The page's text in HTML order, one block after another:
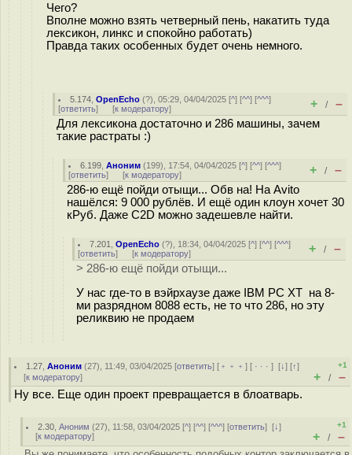
Чего?
Вполне можно взять четверный пень, накатить туда
лексикон, линкс и спокойно работать)
Правда таких особенных будет очень немного.
5.174 ,OpenEcho (?), 05:29, 04/04/2025 [^] [^^] [^^^]
[ответить] [к модератору] + / –
Для лексикона достаточно и 286 машины, зачем
такие растраты :)
6.199 ,Аноним (199), 17:54, 04/04/2025 [^] [^^] [^^^]
[ответить] [к модератору] + / –
286-ю ещё пойди отыщи... Обв на! На Avito
нашёлся: 9 000 рублёв. И ещё один клоун хочет 30
кРуб. Даже C2D можно задешевле найти.
7.201 ,OpenEcho (?), 18:34, 04/04/2025 [^] [^^] [^^^]
[ответить] [к модератору] + / –
> 286-ю ещё пойди отыщи...
У нас где-то в вэйрхаузе даже IBM PC XT на 8-
ми разрядном 8088 есть, не то что 286, но эту
реликвию не продаем
1.27 ,Аноним (27), 11:49, 03/04/2025 [ответить] [ ﹢﹢﹢] [ · · ·][↓] [↑]
[к модератору]
+1
+ / –
Ну все. Еще один проект превращается в блоатварь.
2.30 ,Аноним (27), 11:58, 03/04/2025 [^] [^^] [^^^] [ответить][↓]
[к модератору]
+1
+ / –